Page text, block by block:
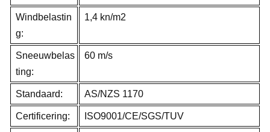
Windbelastin
g:
1,4 kn/m2
Sneeuwbelas
ting:
60 m/s
Standaard: AS/NZS 1170
Certificering: ISO9001/CE/SGS/TUV